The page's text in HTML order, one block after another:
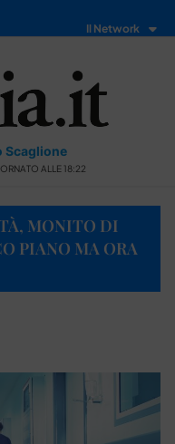
Il Network
Scaglione
ALLE 18:22
MONITO DI
PIANO MA ORA